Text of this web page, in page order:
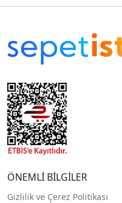
ÖNEMLİ BİLGİLER
Gizlilik ve Çerez Politikası